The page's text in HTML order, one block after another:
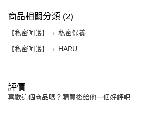
商品相關分類 (2)
【私密呵護】 私密保養
【私密呵護】 HARU
評價
喜歡這個商品嗎？購買後給他一個好評吧